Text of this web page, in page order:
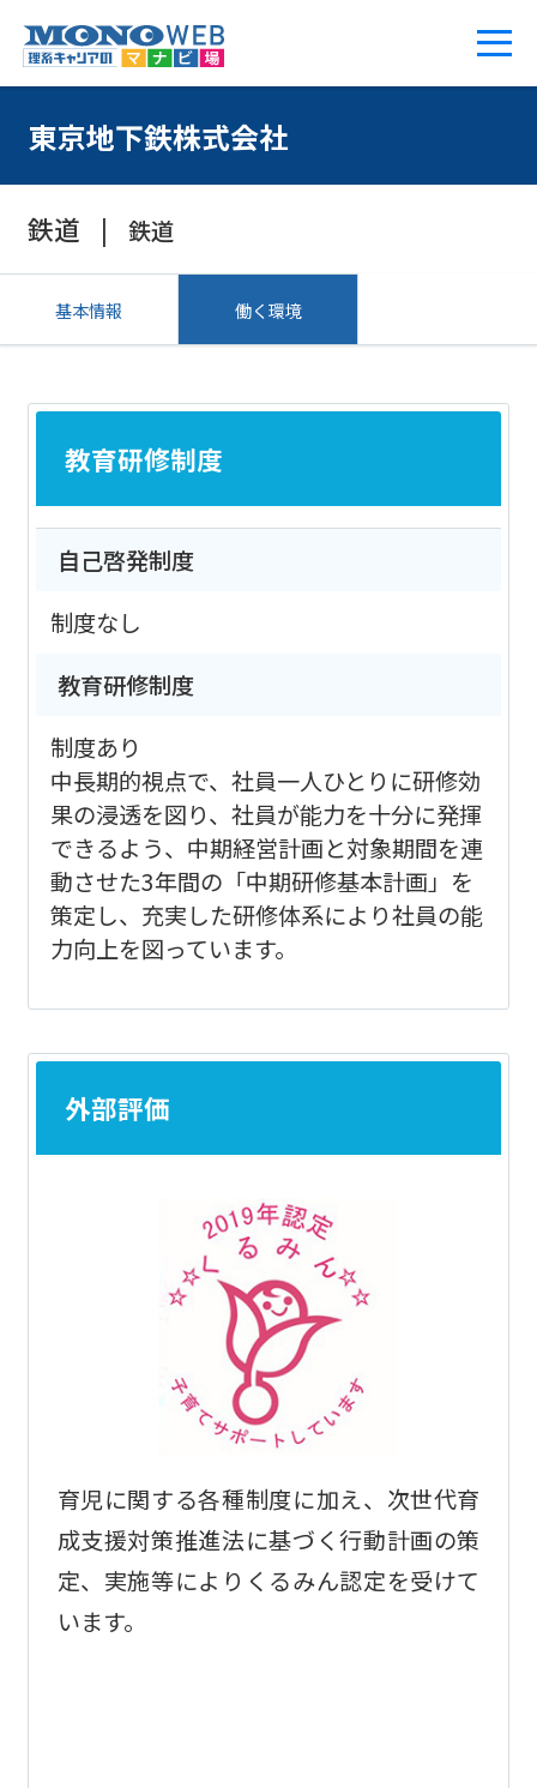
東京地下鉄株式会社
鉄道 鉄道
基本情報 働く環境
教育研修制度
自己啓発制度
制度なし
教育研修制度
制度あり
中長期的視点で、社員一人ひとりに研修効
果の浸透を図り、社員が能力を十分に発揮
できるよう、中期経営計画と対象期間を連
動させた3年間の「中期研修基本計画」を
策定し、充実した研修体系により社員の能
力向上を図っています。
外部評価
育児に関する各種制度に加え、次世代育
成支援対策推進法に基づく行動計画の策
定、実施等によりくるみん認定を受けて
います。